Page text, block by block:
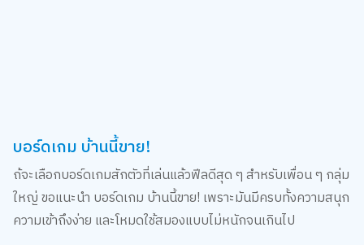
บอร์ดเกม บ้านนี้ขาย!
ถ้จะเลือกบอร์ดเกมสักตัวที่เล่นแล้วฟีลดีสุด ๆ สำหรับเพื่อน ๆ กลุ่ม
ใหญ่ ขอแนะนำ บอร์ดเกม บ้านนี้ขาย! เพราะมันมีครบทั้งความสนุก
ความเข้าถึงง่าย และโหมดใช้สมองแบบไม่หนักจนเกินไป